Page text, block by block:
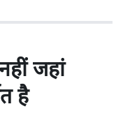
जहां
है